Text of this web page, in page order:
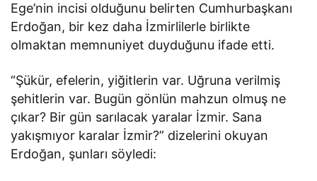
Ege’nin incisi olduğunu belirten Cumhurbaşkanı
Erdoğan, bir kez daha İzmirlilerle birlikte
olmaktan memnuniyet duyduğunu ifade etti.
“Şükür, efelerin, yiğitlerin var. Uğruna verilmiş
şehitlerin var. Bugün gönlün mahzun olmuş ne
çıkar? Bir gün sarılacak yaralar İzmir. Sana
yakışmıyor karalar İzmir?” dizelerini okuyan
Erdoğan, şunları söyledi: